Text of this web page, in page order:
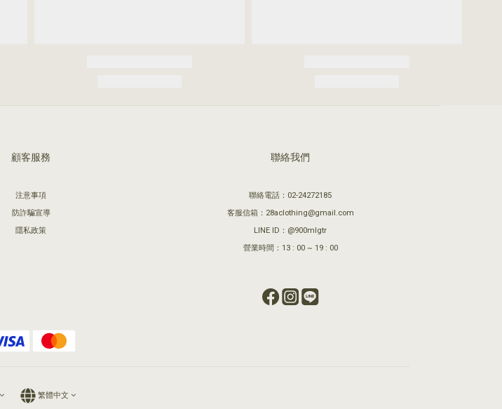
顧客服務
注意事項
防詐騙宣導
隱私政策
聯絡我們
聯絡電話：02-24272185
客服信箱：28aclothing@gmail.com
LINE ID：@900mlgtr
營業時間：13 : 00 ~ 19 : 00
繁體中文